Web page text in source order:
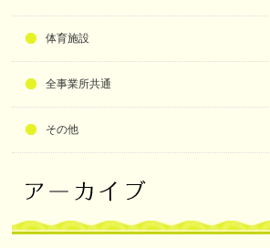
体育施設
全事業所共通
その他